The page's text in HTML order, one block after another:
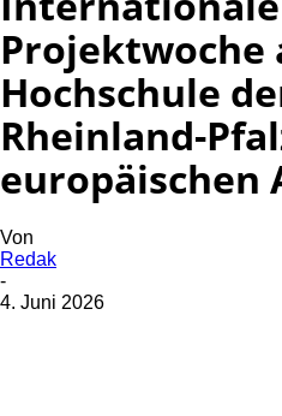
Projektwoche
Hochschule
Rheinland-
europäischen
Von
Redak
-
4. Juni 2026